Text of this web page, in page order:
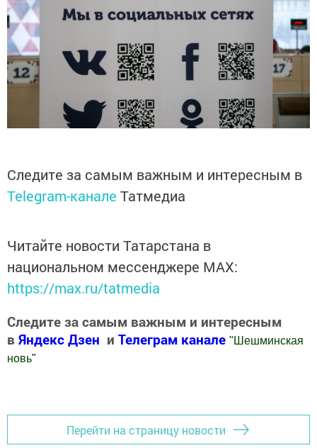
Следите за самым важным и интересным в
Telegram-канале Татмедиа
Читайте новости Татарстана в
национальном мессенджере MАХ:
https://max.ru/tatmedia
Следите за самым важным и интересным
в Яндекс Дзен и Телеграм канале " Шешминская
новь"
Перейти на страницу новости